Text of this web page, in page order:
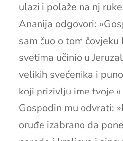
ulazi i polaže na nj
Ananija odgovori:
sam čuo o tom
svetima učinio u
velikih svećenika i
koji prizivlju ime tvoje.«
Gospodin mu odvrati:
oruđe izabrano da